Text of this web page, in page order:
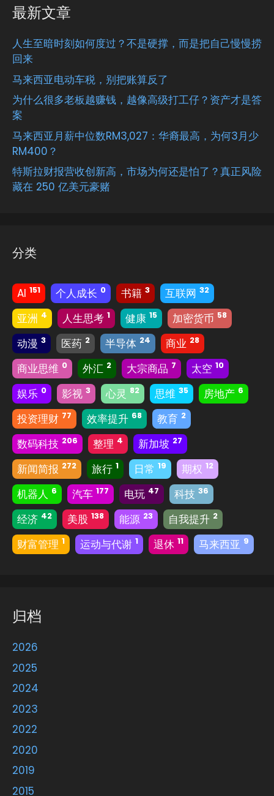
最新文章
人生至暗时刻如何度过？不是硬撑，而是把自己慢慢捞
回来
马来西亚电动车税，别把账算反了
为什么很多老板越赚钱，越像高级打工仔？资产才是答
案
马来西亚月薪中位数RM3,027：华裔最高，为何3月少
RM400？
特斯拉财报营收创新高，市场为何还是怕了？真正风险
藏在 250 亿美元豪赌
分类
AI 151 个人成长 0 书籍 3 互联网 32
亚洲 4 人生思考 1 健康 15 加密货币 58
动漫 3 医药 2 半导体 24 商业 28
商业思维 0 外汇 2 大宗商品 7 太空 10
娱乐 0 影视 3 心灵 82 思维 35 房地产 6
投资理财 77 效率提升 68 教育 2
数码科技 206 整理 4 新加坡 27
新闻简报 272 旅行 1 日常 19 期权 12
机器人 6 汽车 177 电玩 47 科技 36
经济 42 美股 138 能源 23 自我提升 2
财富管理 1 运动与代谢 1 退休 11 马来西亚 9
归档
2026
2025
2024
2023
2022
2020
2019
2015